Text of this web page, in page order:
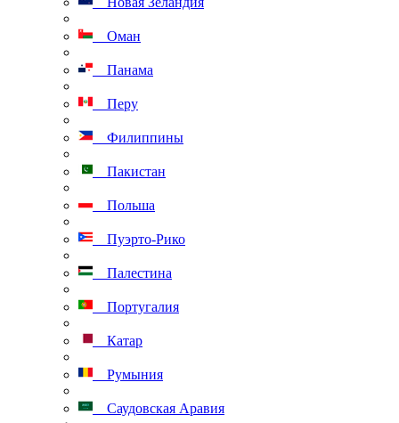
Оман
Панама
Перу
Филиппины
Пакистан
Польша
Пуэрто-Рико
Палестина
Португалия
Катар
Румыния
Саудовская Аравия